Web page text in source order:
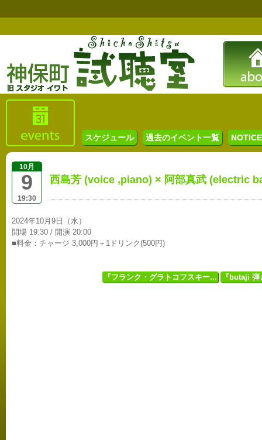
スケジュール 過去のイベント一覧
10月
9
19:30
西島芳 (voice ,piano) × 阿部真武 (electric
2024年10月9日（水）
開場 19:30 / 開演 20:00
■料金：チャージ 3,000円＋1ドリンク(500円)
『フランク・グラトコフスキー... 『butaji